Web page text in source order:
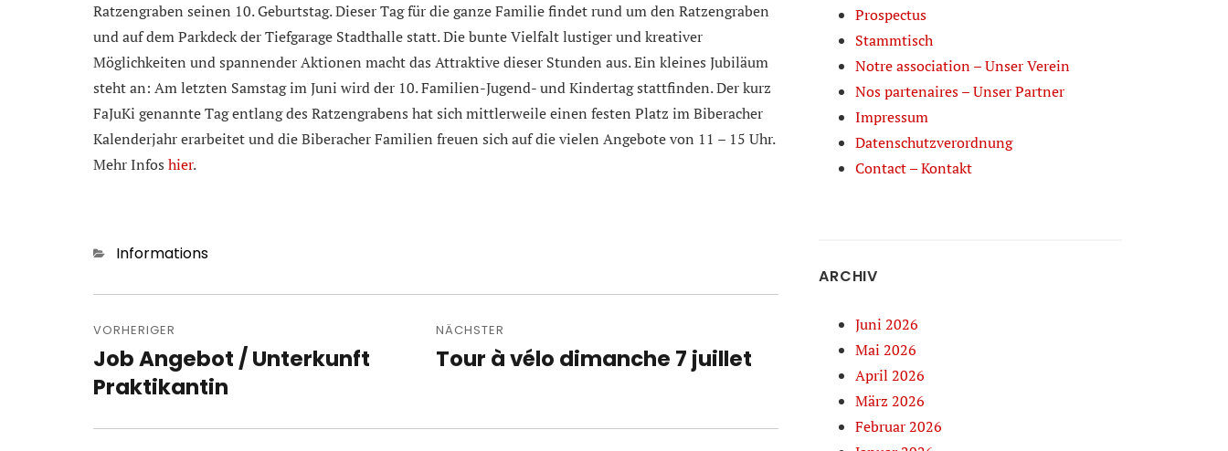
Ratzengraben seinen 10. Geburtstag. Dieser Tag für die ganze Familie findet rund um den Ratzengraben
und auf dem Parkdeck der Tiefgarage Stadthalle statt. Die bunte Vielfalt lustiger und kreativer
Möglichkeiten und spannender Aktionen macht das Attraktive dieser Stunden aus. Ein kleines Jubiläum
steht an: Am letzten Samstag im Juni wird der 10. Familien-Jugend- und Kindertag stattfinden. Der kurz
FaJuKi genannte Tag entlang des Ratzengrabens hat sich mittlerweile einen festen Platz im Biberacher
Kalenderjahr erarbeitet und die Biberacher Familien freuen sich auf die vielen Angebote von 11 – 15 Uhr.
Mehr Infos hier.
Kategorien
Informations
VORHERIGER
Vorheriger
Beitrag:
Job Angebot / Unterkunft
Praktikantin
NÄCHSTER
Nächster
Tour à vélo dimanche 7 juillet
Prospectus
Stammtisch
Notre association – Unser Verein
Nos partenaires – Unser Partner
Impressum
Datenschutzverordnung
Contact – Kontakt
ARCHIV
Juni 2026
Mai 2026
April 2026
März 2026
Februar 2026